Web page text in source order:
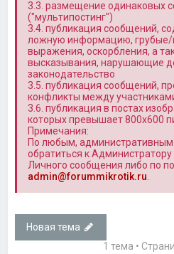
3.3. размещение одинаковых
("мультипостинг")
3.4. публикация сообщений,
ложную информацию, грубые/
выражения, оскорбления, а
высказывания, нарушающие
законодательство
3.5. публикация сообщений,
конфликты между
3.6. публикация в постах
которых превышает 800x600
Примечания:
По любым,
обратиться к
Личного сообщения либо по
admin@forummikrotik.ru
Новая тема
1 тема •